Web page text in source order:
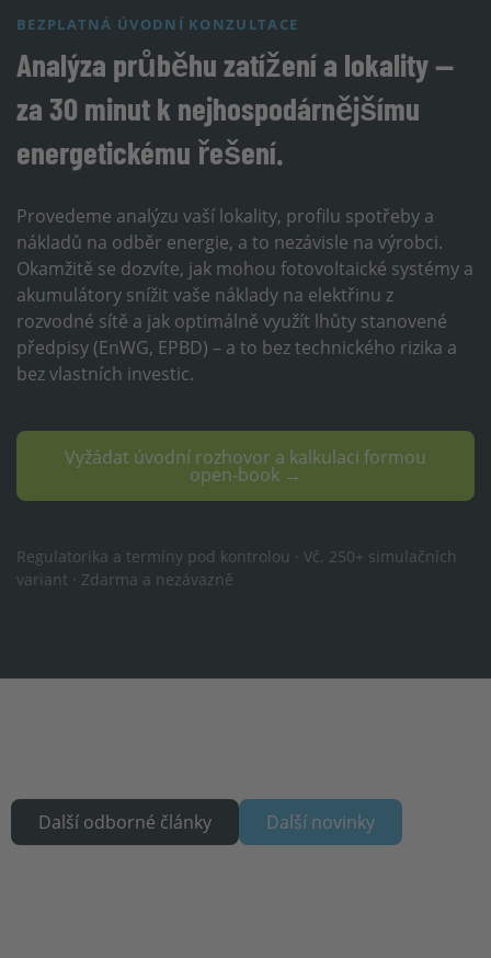
BEZPLATNÁ ÚVODNÍ KONZULTACE
Analýza průběhu zatížení a lokality —
za 30 minut k nejhospodárnějšímu
energetickému řešení.
Provedeme analýzu vaší lokality, profilu spotřeby a
nákladů na odběr energie, a to nezávisle na výrobci.
Okamžitě se dozvíte, jak mohou fotovoltaické systémy a
akumulátory snížit vaše náklady na elektřinu z
rozvodné sítě a jak optimálně využít lhůty stanovené
předpisy (EnWG, EPBD) – a to bez technického rizika a
bez vlastních investic.
Vyžádat úvodní rozhovor a kalkulaci formou
open-book →
Regulatorika a termíny pod kontrolou · Vč. 250+ simulačních
variant · Zdarma a nezávazně
Další odborné články Další novinky